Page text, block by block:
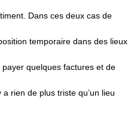
Dans ces deux cas de
temporaire dans des lieux
quelques factures et de
rien de plus triste qu’un lieu